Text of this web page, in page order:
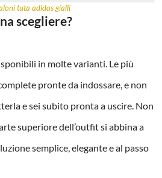
tuta adidas gialli
scegliere?
in molte varianti. Le più
pronte da indossare, e non
e sei subito pronta a uscire. Non
superiore dell’outfit si abbina a
semplice, elegante e al passo